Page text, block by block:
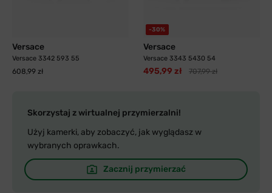
Versace
Versace 3342 593 55
608,99 zł
Skorzystaj z wirtualnej przymierzalni!
Użyj kamerki, aby zobaczyć, jak wyglądasz w
wybranych oprawkach.
Zacznij przymierzać
-30%
Versace
Versace 3343 5430 54
495,99 zł 707,99 zł